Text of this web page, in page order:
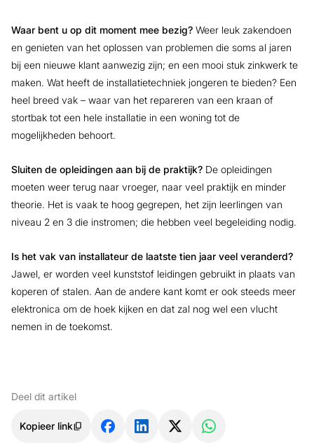
Waar bent u op dit moment mee bezig? Weer leuk zakendoen
en genieten van het oplossen van problemen die soms al jaren
bij een nieuwe klant aanwezig zijn; en een mooi stuk zinkwerk te
maken. Wat heeft de installatietechniek jongeren te bieden? Een
heel breed vak – waar van het repareren van een kraan of
stortbak tot een hele installatie in een woning tot de
mogelijkheden behoort.
Sluiten de opleidingen aan bij de praktijk? De opleidingen
moeten weer terug naar vroeger, naar veel praktijk en minder
theorie. Het is vaak te hoog gegrepen, het zijn leerlingen van
niveau 2 en 3 die instromen; die hebben veel begeleiding nodig.
Is het vak van installateur de laatste tien jaar veel veranderd?
Jawel, er worden veel kunststof leidingen gebruikt in plaats van
koperen of stalen. Aan de andere kant komt er ook steeds meer
elektronica om de hoek kijken en dat zal nog wel een vlucht
nemen in de toekomst.
Deel dit artikel
Kopieer link